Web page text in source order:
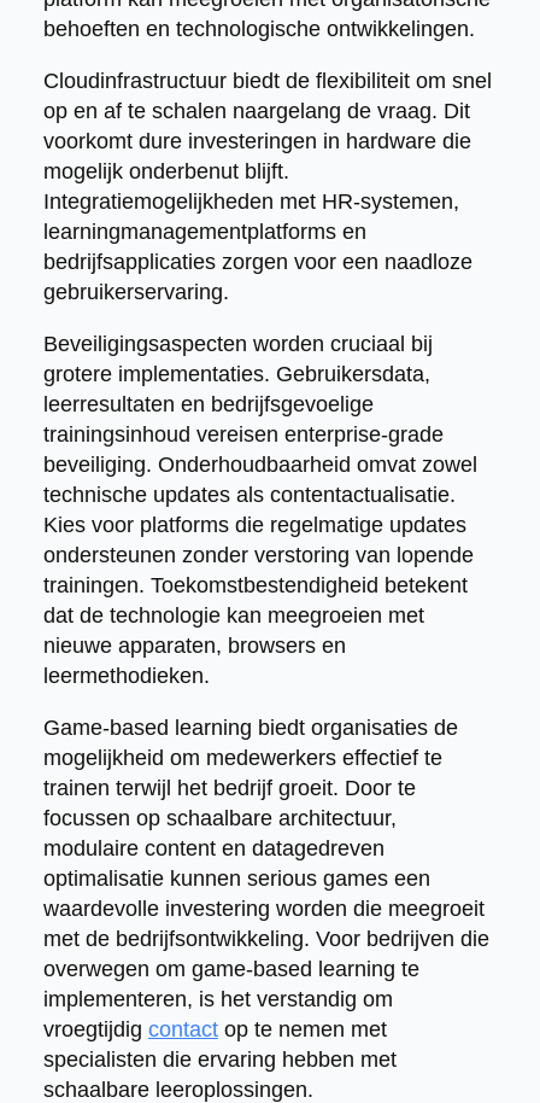
behoeften en technologische ontwikkelingen.
Cloudinfrastructuur biedt de flexibiliteit om snel
op en af te schalen naargelang de vraag. Dit
voorkomt dure investeringen in hardware die
mogelijk onderbenut blijft.
Integratiemogelijkheden met HR-systemen,
learningmanagementplatforms en
bedrijfsapplicaties zorgen voor een naadloze
gebruikerservaring.
Beveiligingsaspecten worden cruciaal bij
grotere implementaties. Gebruikersdata,
leerresultaten en bedrijfsgevoelige
trainingsinhoud vereisen enterprise-grade
beveiliging. Onderhoudbaarheid omvat zowel
technische updates als contentactualisatie.
Kies voor platforms die regelmatige updates
ondersteunen zonder verstoring van lopende
trainingen. Toekomstbestendigheid betekent
dat de technologie kan meegroeien met
nieuwe apparaten, browsers en
leermethodieken.
Game-based learning biedt organisaties de
mogelijkheid om medewerkers effectief te
trainen terwijl het bedrijf groeit. Door te
focussen op schaalbare architectuur,
modulaire content en datagedreven
optimalisatie kunnen serious games een
waardevolle investering worden die meegroeit
met de bedrijfsontwikkeling. Voor bedrijven die
overwegen om game-based learning te
implementeren, is het verstandig om
vroegtijdig contactop te nemen met
specialisten die ervaring hebben met
schaalbare leeroplossingen.